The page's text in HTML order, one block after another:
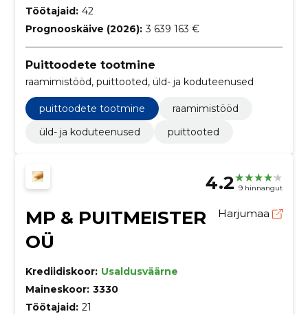
Töötajaid: 42
Prognooskäive (2026): 3 639 163 €
Puittoodete tootmine
raamimistööd, puittooted, üld- ja koduteenused
puittoodete tootmine
raamimistööd
üld- ja koduteenused
puittooted
4.2 9 hinnangut
MP & PUITMEISTER
OÜ
Harjumaa
Krediidiskoor: Usaldusväärne
Maineskoor: 3330
Töötajaid: 21